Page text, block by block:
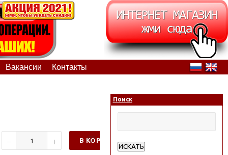
Вакансии Контакты
В КОРЗИНУ
Поиск
ИСКАТЬ